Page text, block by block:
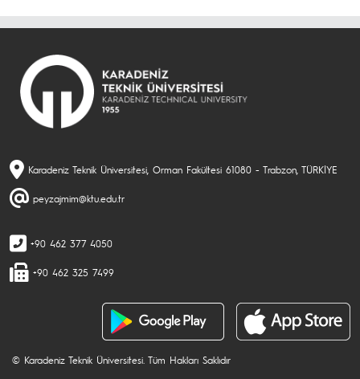
Karadeniz Teknik Üniversitesi, Orman Fakültesi 61080 - Trabzon, TÜRKİYE
peyzajmim@ktu.edu.tr
+90 462 377 4050
+90 462 325 7499
© Karadeniz Teknik Üniversitesi. Tüm Hakları Saklıdır